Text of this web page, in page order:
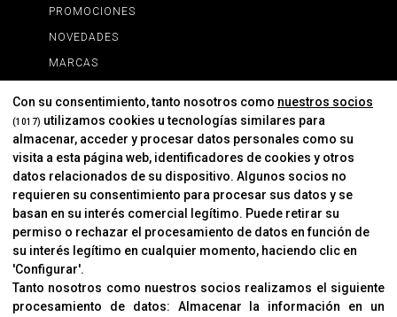
PROMOCIONES
NOVEDADES
MARCAS
INFORMACIÓN
Contacto
Cambios Y Devoluciones
CORVER
Aviso Legal
Sobre Nosotros
Con su consentimiento, tanto nosotros como nuestros socios
(1017) utilizamos cookies u tecnologías similares para
almacenar, acceder y procesar datos personales como su
visita a esta página web, identificadores de cookies y otros
datos relacionados de su dispositivo. Algunos socios no
requieren su consentimiento para procesar sus datos y se
basan en su interés comercial legítimo. Puede retirar su
permiso o rechazar el procesamiento de datos en función de
su interés legítimo en cualquier momento, haciendo clic en
'Configurar'.
Tanto nosotros como nuestros socios realizamos el siguiente
procesamiento de datos: Almacenar la información en un